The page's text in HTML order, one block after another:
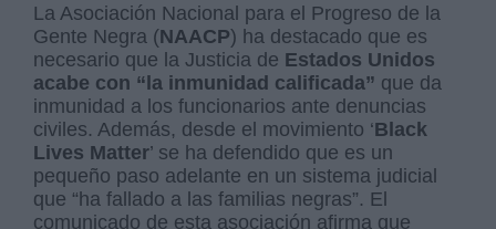
La Asociación Nacional para el Progreso de la
Gente Negra (NAACP) ha destacado que es
necesario que la Justicia de Estados Unidos
acabe con “la inmunidad calificada” que da
inmunidad a los funcionarios ante denuncias
civiles. Además, desde el movimiento ‘Black
Lives Matter’ se ha defendido que es un
pequeño paso adelante en un sistema judicial
que “ha fallado a las familias negras”. El
comunicado de esta asociación afirma que